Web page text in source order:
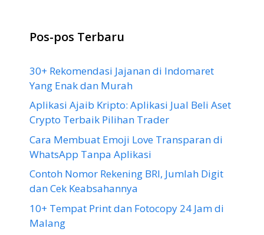
Pos-pos Terbaru
30+ Rekomendasi Jajanan di Indomaret
Yang Enak dan Murah
Aplikasi Ajaib Kripto: Aplikasi Jual Beli Aset
Crypto Terbaik Pilihan Trader
Cara Membuat Emoji Love Transparan di
WhatsApp Tanpa Aplikasi
Contoh Nomor Rekening BRI, Jumlah Digit
dan Cek Keabsahannya
10+ Tempat Print dan Fotocopy 24 Jam di
Malang